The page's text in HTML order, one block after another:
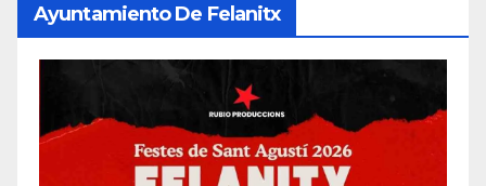
Ayuntamiento De Felanitx